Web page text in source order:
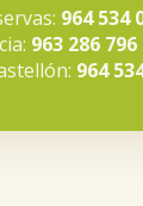
964 534
963 286 796
964